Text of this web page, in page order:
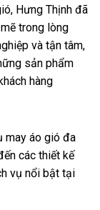
Hưng Thịnh đã
trong lòng
và tận tâm,
sản phẩm
hàng
may áo gió đa
các thiết kế
vụ nổi bật tại